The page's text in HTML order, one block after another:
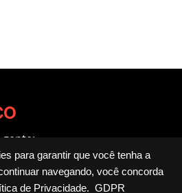
para garantir que você tenha a
navegando, você concorda
de Privacidade. GDPR